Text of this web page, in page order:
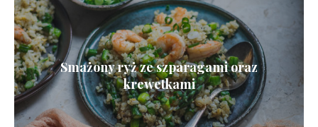
Smażony ryż ze szparagami oraz
krewetkami